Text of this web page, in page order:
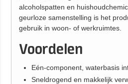
alcoholspatten en
geurloze samenstelling is het
gebruik in woon- of werkruimtes.
Voordelen
Eén-component, waterbasis
Sneldrogend en makkelijk